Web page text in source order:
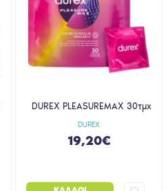
DUREX
DUREX PLEASUREMAX 30τμχ
19,20€